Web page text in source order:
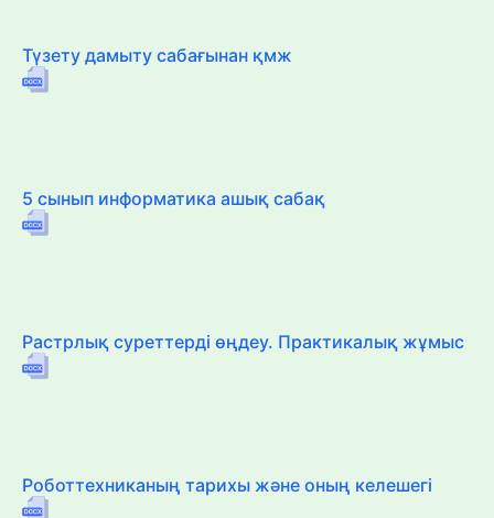
Түзету дамыту сабағынан қмж
5 сынып информатика ашық сабақ
Растрлық суреттерді өңдеу. Практикалық жұмыс
Роботтехниканың тарихы және оның келешегі